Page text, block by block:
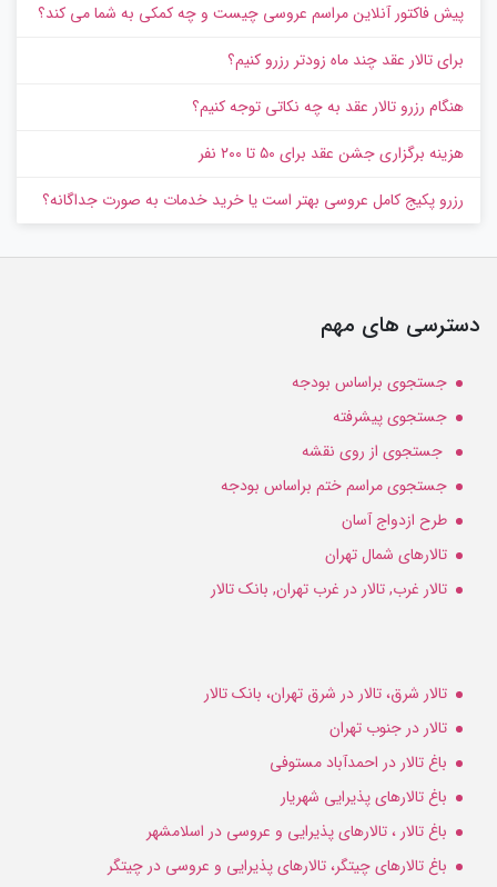
پیش‌ فاکتور آنلاین مراسم عروسی چیست و چه کمکی به شما می کند؟
برای تالار عقد چند ماه زودتر رزرو کنیم؟
هنگام رزرو تالار عقد به چه نکاتی توجه کنیم؟
هزینه برگزاری جشن عقد برای ۵۰ تا ۲۰۰ نفر
رزرو پکیج کامل عروسی بهتر است یا خرید خدمات به‌ صورت جداگانه؟
دسترسی های مهم
جستجوی براساس بودجه
جستجوی پیشرفته
جستجوی از روی نقشه
جستجوی مراسم ختم براساس بودجه
طرح ازدواج آسان
تالارهای شمال تهران
تالار غرب, تالار در غرب تهران, بانک تالار
تالار شرق، تالار در شرق تهران، بانک تالار
تالار در جنوب تهران
باغ تالار در احمدآباد مستوفی
باغ تالارهای پذیرایی شهریار
باغ تالار ، تالارهای پذیرایی و عروسی در اسلامشهر
باغ تالارهای چیتگر، تالارهای پذیرایی و عروسی در چیتگر